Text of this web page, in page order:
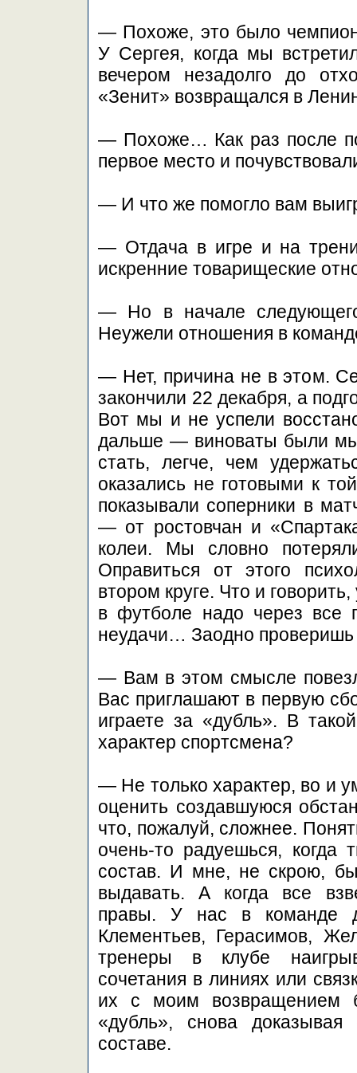
— Похоже, это было
У Сергея, когда мы
вечером незадолго до
«Зенит» возвращался в
— Похоже… Как раз после
первое место и
— И что же помогло вам
— Отдача в игре и на
искренние товарищеские
— Но в начале
Неужели отношения в
— Нет, причина не в этом.
закончили 22 декабря, а
Вот мы и не успели
дальше — виноваты были
стать, легче, чем
оказались не готовыми к
показывали соперники в
— от ростовчан и
колеи. Мы словно
Оправиться от этого
втором круге. Что и
в футболе надо через все
неудачи… Заодно проверишь
— Вам в этом смысле
Вас приглашают в первую
играете за «дубль». В
характер спортсмена?
— Не только характер, во и
оценить создавшуюся
что, пожалуй, сложнее.
очень-то радуешься,
состав. И мне, не скрою,
выдавать. А когда все
правы. У нас в команде
Клементьев, Герасимов,
тренеры в клубе
сочетания в линиях или
их с моим возвращением
«дубль», снова
составе.